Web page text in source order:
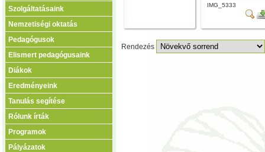
Szolgáltatásaink
Nemzetiségi oktatás
Pedagógusok
Elismert pedagógusaink
Diákok
Eredményeink
Tanulás segítése
Rólunk írták
Programok
Pályázatok
IMG_5333
Rendezés